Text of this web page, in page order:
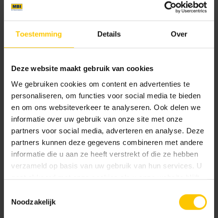
Toestemming Details Over
Deze website maakt gebruik van cookies
We gebruiken cookies om content en advertenties te
personaliseren, om functies voor social media te bieden
en om ons websiteverkeer te analyseren. Ook delen we
informatie over uw gebruik van onze site met onze
partners voor social media, adverteren en analyse. Deze
partners kunnen deze gegevens combineren met andere
informatie die u aan ze heeft verstrekt of die ze hebben
verzameld op basis van uw gebruik van hun services. U
gaat akkoord met onze cookies als u onze website blijft
Noodzakelijk
Matériaux et conception haut de gamme
Briques de parement GeoStylistix
Une grande partie des matériaux haut de gamme utilisés
dans le projet O'Sea est constituée de briques de parement
et de plaquettes de parement GeoStylistix. Ces briques de
parement, avec leur format long et fin et leur couche
supérieure inaltérable en granulats naturels, offrent une
unique et contemporain. Le choix de
souligne